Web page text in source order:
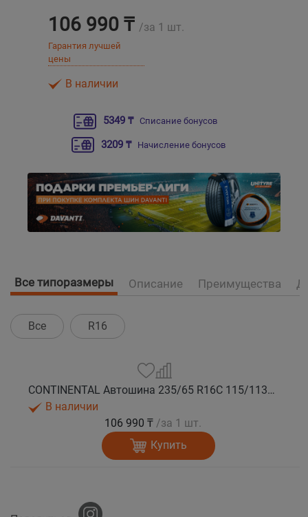
106 990 ₸ /за 1 шт.
Гарантия лучшей
цены
В наличии
5349 ₸ Списание бонусов
3209 ₸ Начисление бонусов
Все типоразмеры Описание Преимущества
Все R16
CONTINENTAL Автошина 235/65 R16C 115/113R ContiVanContact 100 8PR лето
В наличии
106 990 ₸ /за 1 шт.
Купить
Уральск
Усть-Каменогорск
Шымкент